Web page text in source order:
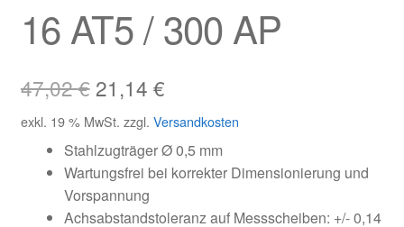
Kasse
Kontakt
Kundeninformationen
Mein Konto
16 AT5 / 300 AP
47,02€ Ursprünglicher
Preis
war:
47,02 €
21,14 €Aktueller
Preis
ist:
21,14 €.
exkl. 19 % MwSt. zzgl. Versandkosten
Stahlzugträger Ø 0,5 mm
Wartungsfrei bei korrekter Dimensionierung und
Vorspannung
Achsabstandstoleranz auf Messscheiben: +/- 0,14